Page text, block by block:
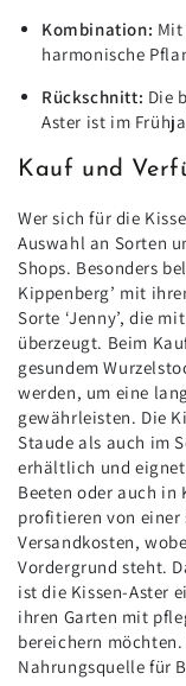
Kombination:
harmonische
Rückschnitt: Die
Aster ist im
Kauf und
Wer sich für die
Auswahl an Sorten
Shops. Besonders
Kippenberg’ mit
Sorte ‘Jenny’, die
überzeugt. Beim
gesundem
werden, um eine
gewährleisten. Die
Staude als auch im
erhältlich und
Beeten oder auch in
profitieren von einer
Versandkosten,
Vordergrund steht.
ist die Kissen-Aster
ihren Garten mit
bereichern
Nahrungsquelle für